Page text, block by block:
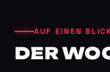
AUF EINEN
DER